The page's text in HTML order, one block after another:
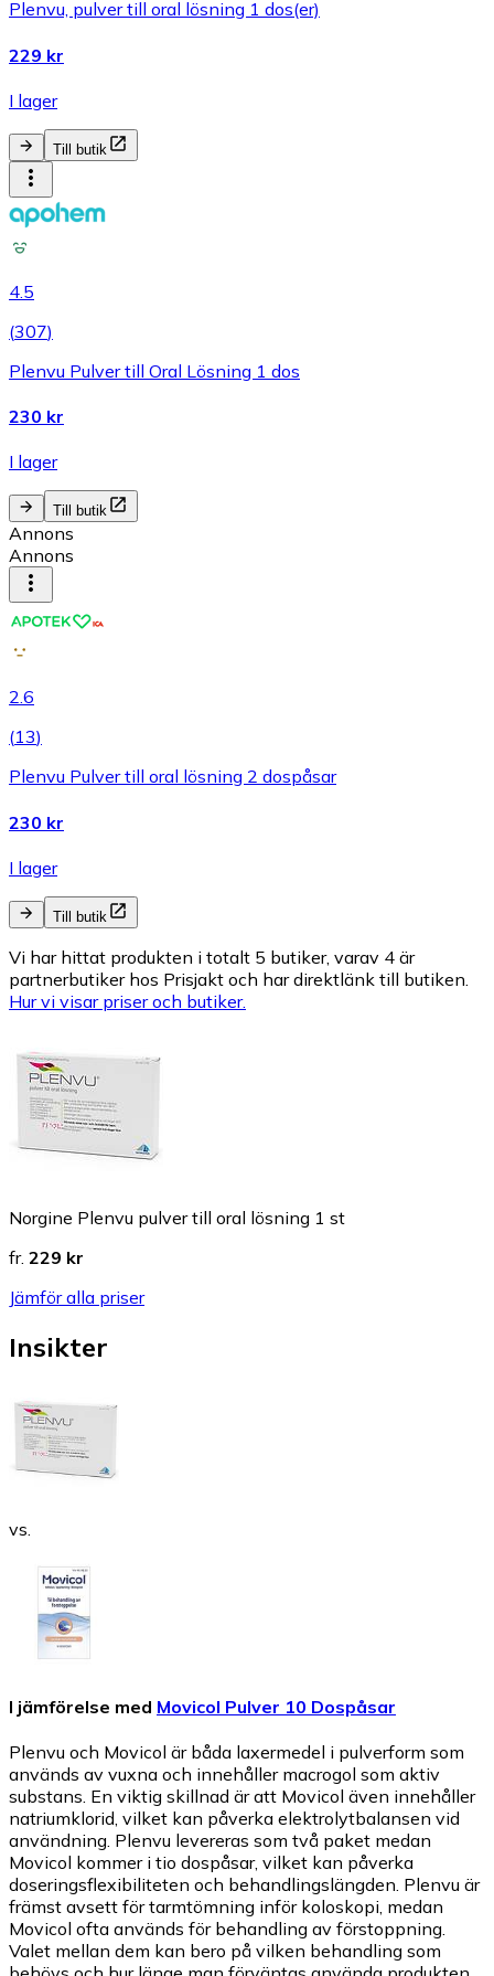
Plenvu, pulver till oral lösning 1 dos(er)
229 kr
I lager
Till butik
4.5
(307)
Plenvu Pulver till Oral Lösning 1 dos
230 kr
I lager
Till butik
Annons
Annons
2.6
(13)
Plenvu Pulver till oral lösning 2 dospåsar
230 kr
I lager
Till butik
Vi har hittat produkten i totalt 5 butiker, varav 4 är
partnerbutiker hos Prisjakt och har direktlänk till butiken.
Hur vi visar priser och butiker.
Norgine Plenvu pulver till oral lösning 1 st
fr. 229 kr
Jämför alla priser
Insikter
vs.
I jämförelse med Movicol Pulver 10 Dospåsar
Plenvu och Movicol är båda laxermedel i pulverform som
används av vuxna och innehåller macrogol som aktiv
substans. En viktig skillnad är att Movicol även innehåller
natriumklorid, vilket kan påverka elektrolytbalansen vid
användning. Plenvu levereras som två paket medan
Movicol kommer i tio dospåsar, vilket kan påverka
doseringsflexibiliteten och behandlingslängden. Plenvu är
främst avsett för tarmtömning inför koloskopi, medan
Movicol ofta används för behandling av förstoppning.
Valet mellan dem kan bero på vilken behandling som